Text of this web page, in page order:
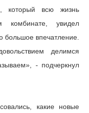
который всю жизнь
комбинате, увидел
большое впечатление.
делимся
- подчеркнул
какие новые